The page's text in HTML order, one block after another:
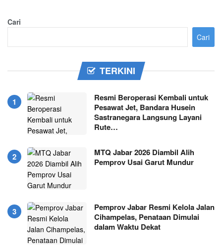
Cari
Cari
TERKINI
Resmi Beroperasi Kembali untuk
Pesawat Jet, Bandara Husein
Sastranegara Langsung Layani
Rute…
MTQ Jabar 2026 Diambil Alih
Pemprov Usai Garut Mundur
Pemprov Jabar Resmi Kelola Jalan
Cihampelas, Penataan Dimulai
dalam Waktu Dekat